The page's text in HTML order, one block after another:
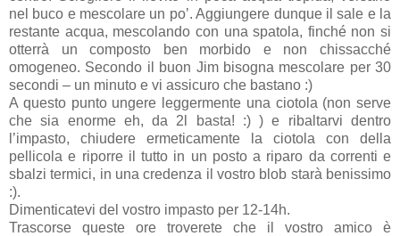
nel buco e mescolare un po’. Aggiungere dunque il sale e la
restante acqua, mescolando con una spatola, finché non si
otterrà un composto ben morbido e non chissacché
omogeneo. Secondo il buon Jim bisogna mescolare per 30
secondi – un minuto e vi assicuro che bastano :)
A questo punto ungere leggermente una ciotola (non serve
che sia enorme eh, da 2l basta! :) ) e ribaltarvi dentro
l’impasto, chiudere ermeticamente la ciotola con della
pellicola e riporre il tutto in un posto a riparo da correnti e
sbalzi termici, in una credenza il vostro blob starà benissimo
:).
Dimenticatevi del vostro impasto per 12-14h.
Trascorse queste ore troverete che il vostro amico è